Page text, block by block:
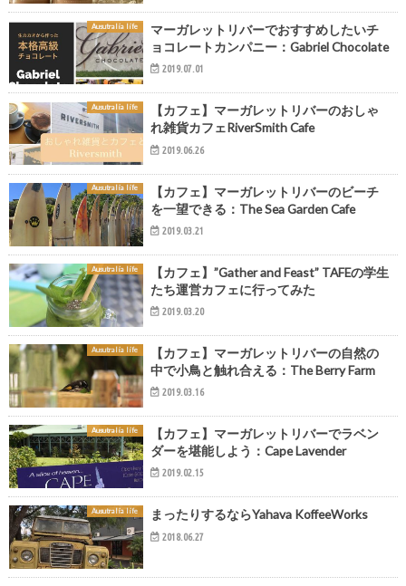
Ausutralia life
マーガレットリバーでおすすめしたいチ
ョコレートカンパニー：Gabriel Chocolate
2019.07.01
Ausutralia life
【カフェ】マーガレットリバーのおしゃ
れ雑貨カフェRiverSmith Cafe
2019.06.26
Ausutralia life
【カフェ】マーガレットリバーのビーチ
を一望できる：The Sea Garden Cafe
2019.03.21
Ausutralia life
【カフェ】”Gather and Feast” TAFEの学生
たち運営カフェに行ってみた
2019.03.20
Ausutralia life
【カフェ】マーガレットリバーの自然の
中で小鳥と触れ合える：The Berry Farm
2019.03.16
Ausutralia life
【カフェ】マーガレットリバーでラベン
ダーを堪能しよう：Cape Lavender
2019.02.15
Ausutralia life まったりするならYahava KoffeeWorks
2018.06.27